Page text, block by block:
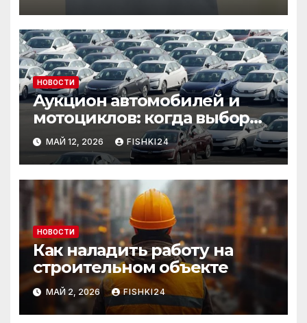
НОВОСТИ
Аукцион автомобилей и
мотоциклов: когда выбор
становится осознанным
МАЙ 12, 2026 FISHKI24
НОВОСТИ
Как наладить работу на
строительном объекте
МАЙ 2, 2026 FISHKI24